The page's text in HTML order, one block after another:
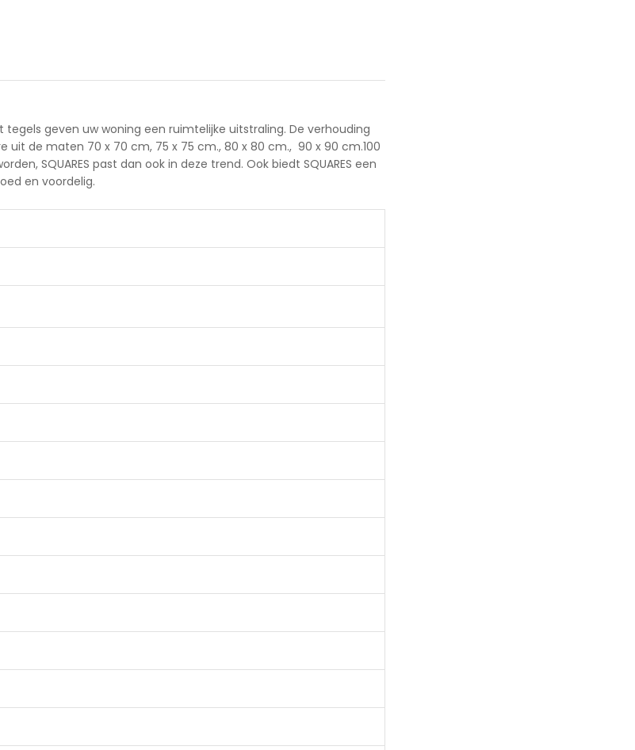
tegels geven uw woning een ruimtelijke uitstraling. De verhouding
de maten 70 x 70 cm, 75 x 75 cm., 80 x 80 cm., 90 x 90 cm.100
SQUARES past dan ook in deze trend. Ook biedt SQUARES een
en voordelig.